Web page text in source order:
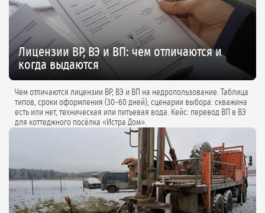
Лицензии ВР, ВЭ и ВП: чем отличаются и
когда выдаются
Чем отличаются лицензии ВР, ВЭ и ВП на недропользование. Таблица
типов, сроки оформления (30–60 дней), сценарии выбора: скважина
есть или нет, техническая или питьевая вода. Кейс: перевод ВП в ВЭ
для коттеджного посёлка «Истра Дом».